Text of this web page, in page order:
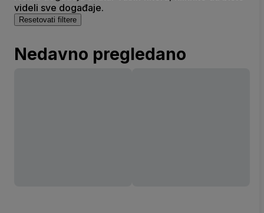
videli sve događaje.
Resetovati filtere
Nedavno pregledano